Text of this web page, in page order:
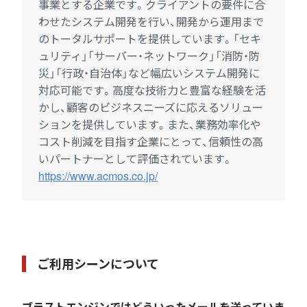
事業とする企業です。クライアントの要件に合
わせたシステム開発を行い、開発から運用まで
のトータルサポートを提供しています。「セキ
ュリティ」「サーバー・ネットワーク」「消防・防
災」「行政・自治体」など幅広いシステム開発に
対応可能です。高度な技術力と豊富な経験を活
かし、顧客のビジネスニーズに応えるソリュー
ションを提供しています。また、業務効率化や
コスト削減を目指す企業にとって、信頼性の高
いパートナーとして評価されています。
https://www.acmos.co.jp/
ご利用シーンについて